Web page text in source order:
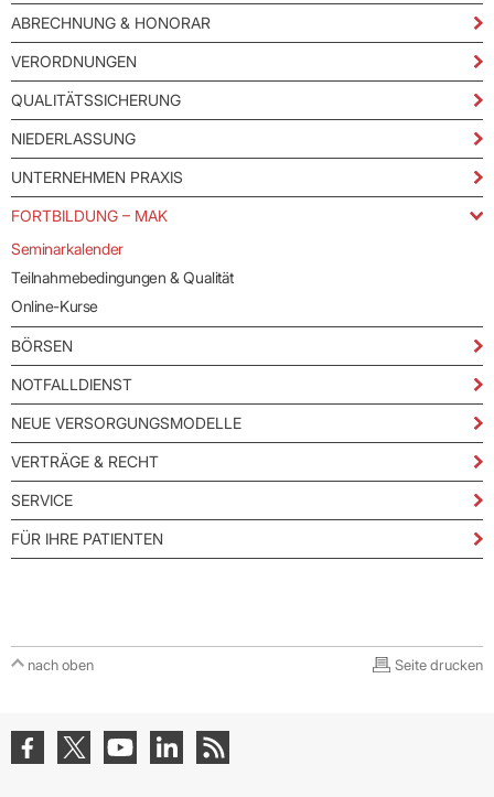
ABRECHNUNG & HONORAR
VERORDNUNGEN
QUALITÄTSSICHERUNG
NIEDERLASSUNG
UNTERNEHMEN PRAXIS
FORTBILDUNG – MAK
Seminarkalender
Teilnahmebedingungen & Qualität
Online-Kurse
BÖRSEN
NOTFALLDIENST
NEUE VERSORGUNGSMODELLE
VERTRÄGE & RECHT
SERVICE
FÜR IHRE PATIENTEN
nach oben Seite drucken